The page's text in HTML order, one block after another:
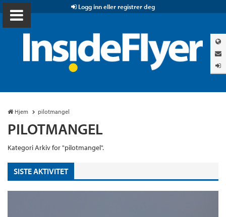
Logg inn eller registrer deg
Hjem pilotmangel
PILOTMANGEL
Kategori Arkiv for "pilotmangel".
SISTE AKTIVITET